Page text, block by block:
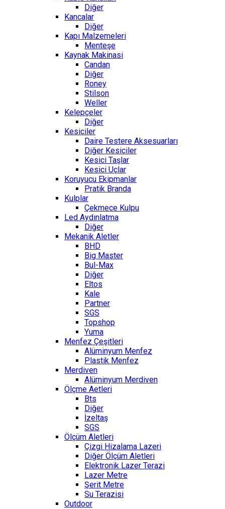
Diğer
Kancalar
Diğer
Kapı Malzemeleri
Menteşe
Kaynak Makinasi
Candan
Diğer
Roney
Stilson
Weller
Kelepçeler
Diğer
Kesiciler
Daire Testere Aksesuarları
Diğer Kesiciler
Kesici Taşlar
Kesici Uçlar
Koruyucu Ekipmanlar
Pratik Branda
Kulplar
Çekmece Kulpu
Led Aydınlatma
Diğer
Mekanik Aletler
BHD
Big Master
Bul-Max
Diğer
Eltos
Kale
Partner
SGS
Topshop
Yuma
Menfez Çeşitleri
Alüminyum Menfez
Plastik Menfez
Merdiven
Alüminyum Merdiven
Ölçme Aetleri
Bts
Diğer
İzeltaş
SGS
Ölçüm Aletleri
Çizgi Hizalama Lazeri
Diğer Ölçüm Aletleri
Elektronik Lazer Terazi
Lazer Metre
Şerit Metre
Su Terazisi
Outdoor